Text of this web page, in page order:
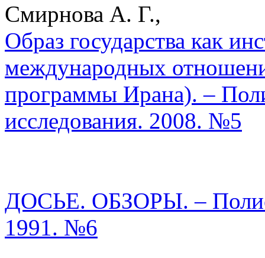
Смирнова А. Г.,
Образ государства как
международных
программы Ирана). –
исследования. 2008. №5
ДОСЬЕ. ОБЗОРЫ. – Полис.
1991. №6